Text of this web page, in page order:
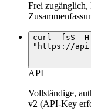
Frei
curl -fsS -H
"https://
API
Vollständige,
v2 (API-Key